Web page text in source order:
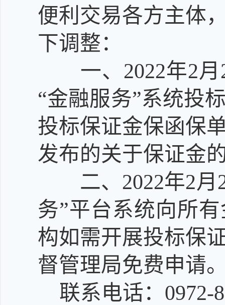
便利交易各方主体
下调整：
一、 2022年2月
“金融服务”系统投
投标保证金保函保
发布的关于保证金
二、 2022年2月
务”平台系统向所
构如需开展投标保
督管理局免费申请
联系电话：0972-